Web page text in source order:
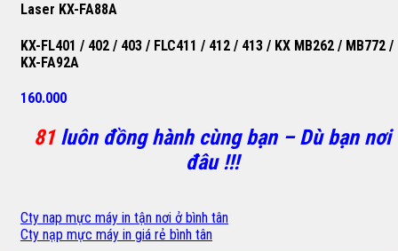
Laser KX-FA88A
KX-FL401 / 402 / 403 / FLC411 / 412 / 413 / KX MB262 / MB772 /
KX-FA92A
160.000
81luôn đồng hành cùng bạn – Dù bạn nơi
đâu !!!
Cty nap mực máy in tận nơi ở bình tân
Cty nạp mực máy in giá rẻ bình tân